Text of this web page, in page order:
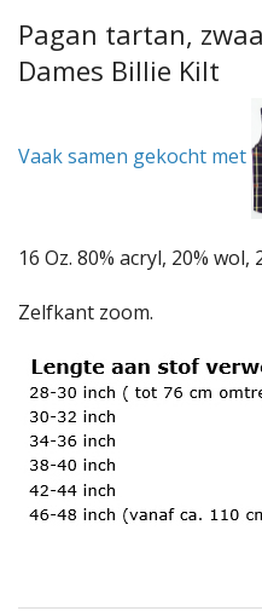
Pagan tartan,
Dames Billie Kilt
Vaak samen gekocht met
16 Oz. 80% acryl, 20% wol,
Zelfkant zoom.